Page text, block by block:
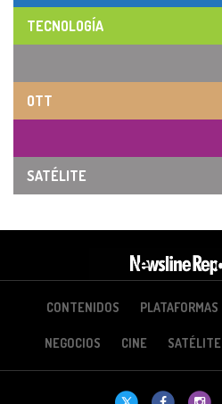
TECNOLOGÍA
OTT
SATÉLITE
CONTENIDOS PLATAFORMAS
NEGOCIOS CINE SATÉLITE